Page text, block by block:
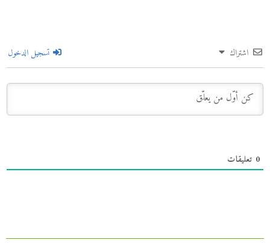
اشتراك تسجيل الدخول
0 تعليقات